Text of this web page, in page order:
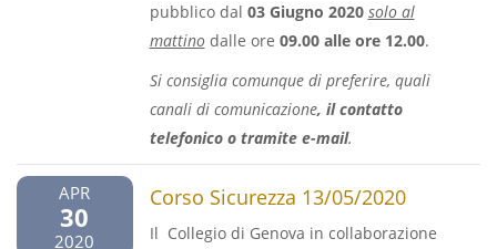
pubblico dal 03 Giugno 2020 solo al
mattinodalle ore 09.00 alle ore 12.00.
Si consiglia comunque di preferire, quali
canali di comunicazione, il contatto
telefonico o tramite e-mail.
APR
30
2020
Corso Sicurezza 13/05/2020
Il Collegio di Genova in collaborazione